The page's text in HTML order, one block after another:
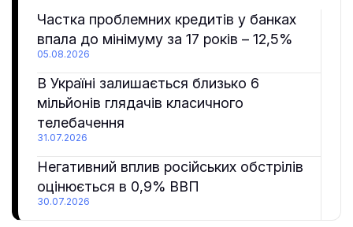
Частка проблемних кредитів у банках
впала до мінімуму за 17 років – 12,5%
05.08.2026
В Україні залишається близько 6
мільйонів глядачів класичного
телебачення
31.07.2026
Негативний вплив російських обстрілів
оцінюється в 0,9% ВВП
30.07.2026